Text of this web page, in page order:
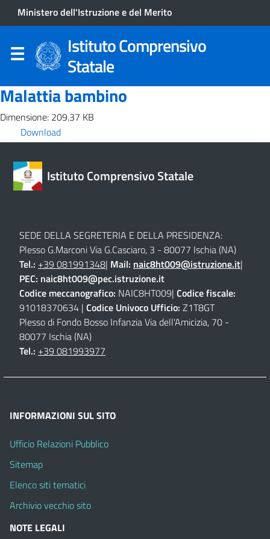
Ministero dell'Istruzione e del Merito
Istituto Comprensivo
Statale
Malattia bambino
Dimensione: 209.37 KB
Download
Istituto Comprensivo Statale
SEDE DELLA SEGRETERIA E DELLA PRESIDENZA:
Plesso G.Marconi Via G.Casciaro, 3 - 80077 Ischia (NA)
Tel.: +39 081991348| Mail: naic8ht009@istruzione.it|
PEC: naic8ht009@pec.istruzione.it
Codice meccanografico: NAIC8HT009| Codice fiscale:
91018370634 | Codice Univoco Ufficio: Z1T8GT
Plesso di Fondo Bosso Infanzia Via dell'Amicizia, 70 -
80077 Ischia (NA)
Tel.: +39 081993977
INFORMAZIONI SUL SITO
Ufficio Relazioni Pubblico
Sitemap
Elenco siti tematici
Archivio vecchio sito
NOTE LEGALI